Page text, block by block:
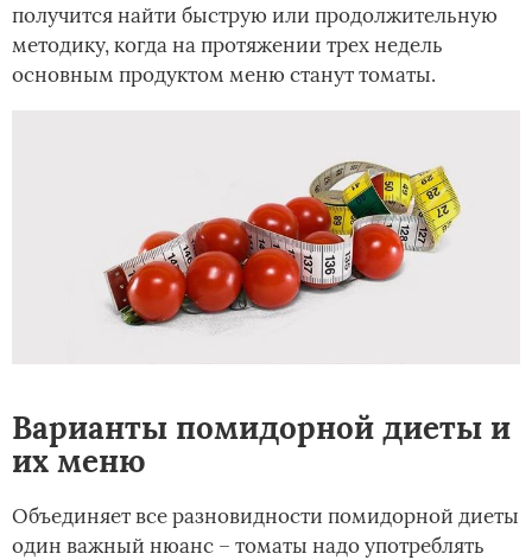
получится найти быструю или продолжительную
методику, когда на протяжении трех недель
основным продуктом меню станут томаты.
Варианты помидорной диеты и
их меню
Объединяет все разновидности помидорной диеты
один важный нюанс – томаты надо употреблять